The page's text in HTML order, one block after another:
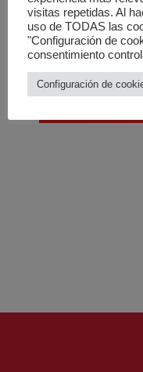
May
visitas repetidas. Al
uso de TODAS las
"Configuración de
consentimiento
Configuración de